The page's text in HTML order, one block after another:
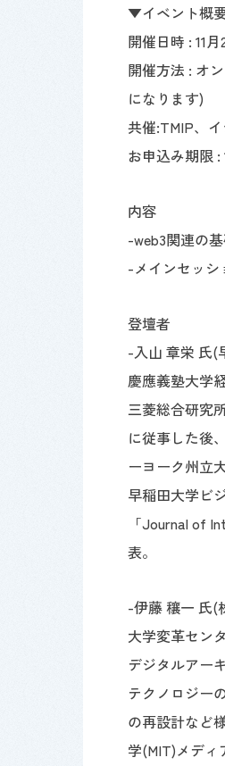
▼イベント概
開催日時 :11
開催方法 : オ
になります)
共催:TMIP、
お申込み期限 :
内容
-web3関連の
-メインセッシ
登壇者
-入山 章栄 氏(
慶應義塾大学
三菱総合研究
に従事した後
ーヨーク州立
早稲田大学ビ
「Journal of
表。
-伊藤 穰一 氏(
大学変革セン
デジタルアー
テクノロジー
の再設計など
学(MIT)メデ